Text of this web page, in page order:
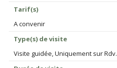
Tarif(s)
A convenir
Type(s) de visite
Visite guidée, Uniquement sur Rdv.